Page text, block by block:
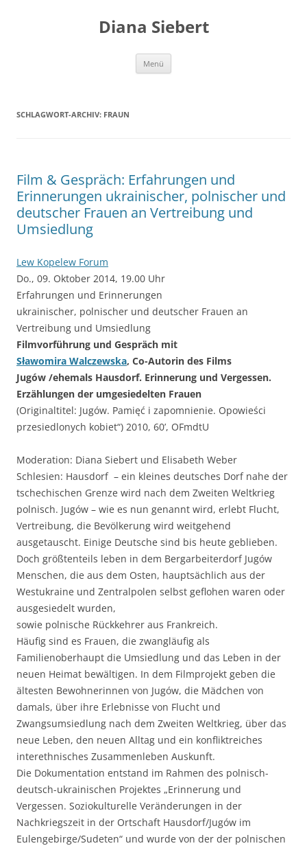
Diana Siebert
Menü
SCHLAGWORT-ARCHIV: FRAUN
Film & Gespräch: Erfahrungen und
Erinnerungen ukrainischer, polnischer und
deutscher Frauen an Vertreibung und
Umsiedlung
Lew Kopelew Forum
Do., 09. Oktober 2014, 19.00 Uhr
Erfahrungen und Erinnerungen
ukrainischer, polnischer und deutscher Frauen an
Vertreibung und Umsiedlung
Filmvorführung und Gespräch mit
Sławomira Walczewska, Co-Autorin des Films
Jugów /ehemals Hausdorf. Erinnerung und Vergessen.
Erzählungen der umgesiedelten Frauen
(Originaltitel: Jugów. Pamięć i zapomnienie. Opowieści
przesiedlonych kobiet“) 2010, 60’, OFmdtU
Moderation: Diana Siebert und Elisabeth Weber
Schlesien: Hausdorf – ein kleines deutsches Dorf nahe der
tschechischen Grenze wird nach dem Zweiten Weltkrieg
polnisch. Jugów – wie es nun genannt wird, erlebt Flucht,
Vertreibung, die Bevölkerung wird weitgehend
ausgetauscht. Einige Deutsche sind bis heute geblieben.
Doch größtenteils leben in dem Bergarbeiterdorf Jugów
Menschen, die aus dem Osten, hauptsächlich aus der
Westukraine und Zentralpolen selbst geflohen waren oder
ausgesiedelt wurden,
sowie polnische Rückkehrer aus Frankreich.
Häufig sind es Frauen, die zwangläufig als
Familienoberhaupt die Umsiedlung und das Leben in der
neuen Heimat bewältigen. In dem Filmprojekt geben die
ältesten Bewohnerinnen von Jugów, die Mädchen von
damals, über ihre Erlebnisse von Flucht und
Zwangsumsiedlung nach dem Zweiten Weltkrieg, über das
neue Leben, den neuen Alltag und ein konfliktreiches
interethnisches Zusammenleben Auskunft.
Die Dokumentation entstand im Rahmen des polnisch-
deutsch-ukrainischen Projektes „Erinnerung und
Vergessen. Soziokulturelle Veränderungen in der
Nachkriegszeit in der Ortschaft Hausdorf/Jugów im
Eulengebirge/Sudeten“ und wurde von der der polnischen